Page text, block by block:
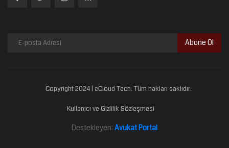
Abone Ol
Copyright 2024 | eCloud Tech. Tüm hakları saklıdır.
Kullanıcı ve Gizlilik Sözleşmesi
Destekleyen: Avukat Portal